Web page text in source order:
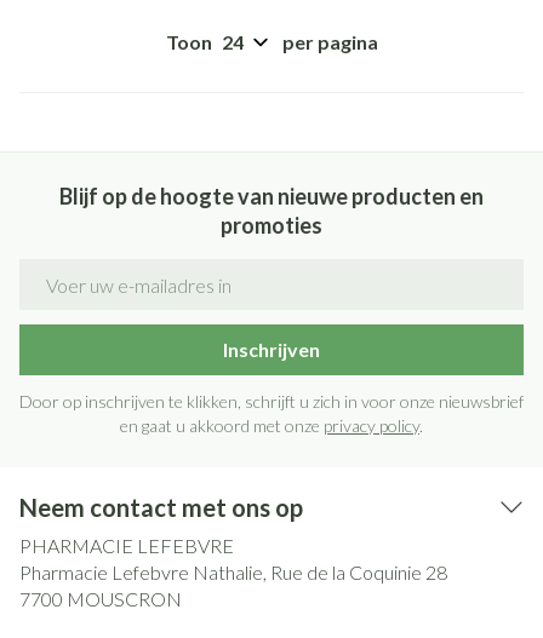
Toon per pagina
Blijf op de hoogte van nieuwe producten en
promoties
Inschrijven
Door op inschrijven te klikken, schrijft u zich in voor onze nieuwsbrief
en gaat u akkoord met onze privacy policy.
Neem contact met ons op
PHARMACIE LEFEBVRE
Pharmacie Lefebvre Nathalie, Rue de la Coquinie 28
7700 MOUSCRON